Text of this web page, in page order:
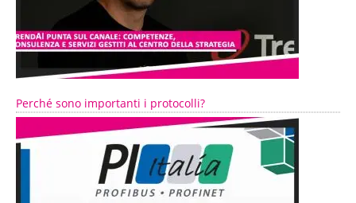
Perché sono importanti i protocolli?